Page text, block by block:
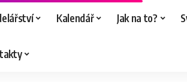
Kalendář Jak na to?